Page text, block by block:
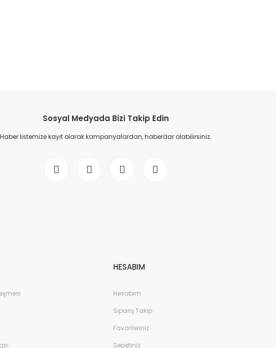
Sosyal Medyada Bizi Takip Edin
Haber listemize kayıt olarak kampanyalardan, haberdar olabilirsiniz.
HESABIM
Hesabım
Sipariş Takip
Favorileriniz
Sepetiniz